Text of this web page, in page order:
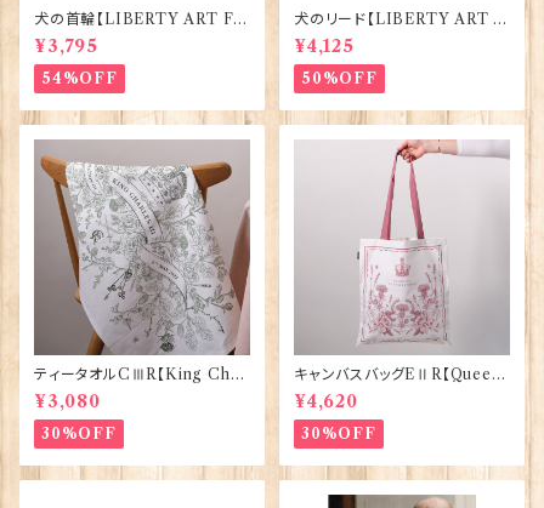
犬の首輪【LIBERTY ART FA
BRIC=Thorpe】BlossomCo
90295
¥3,795
54%OFF
犬のリード【LIBERTY ART F
ABRIC=Thorpe】BlossomC
o 90294
¥4,125
50%OFF
ティータオルCⅢR【King Char
lesⅢ Coronation】Victoria
Eggs 50129
¥3,080
30%OFF
キャンバスバッグEⅡR【Queen
ElizabethⅡ Commemorativ
e】Victoria Eggs 90332
¥4,620
30%OFF